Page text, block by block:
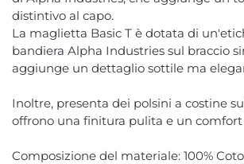
distintivo al capo.
La maglietta Basic T è dotata di
bandiera Alpha Industries sul braccio
aggiunge un dettaglio sottile ma
Inoltre, presenta dei polsini a costine
offrono una finitura pulita e un comfort
Composizione del materiale: 100%